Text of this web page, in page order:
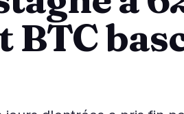
Analyse de Marché 9
2
2
Légal
Conformité
Fiscalité
BTC